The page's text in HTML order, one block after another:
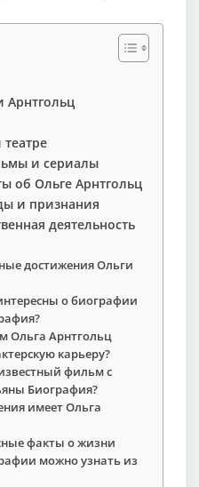
Арнтгольц
и сериалы
об Ольге Арнтгольц
и признания
деятельность
достижения Ольги
о биографии
Ольга Арнтгольц
карьеру?
фильм с
Биография?
имеет Ольга
факты о жизни
можно узнать из